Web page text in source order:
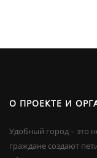
О ПРОЕКТЕ И
Удобный город – это
граждане создают